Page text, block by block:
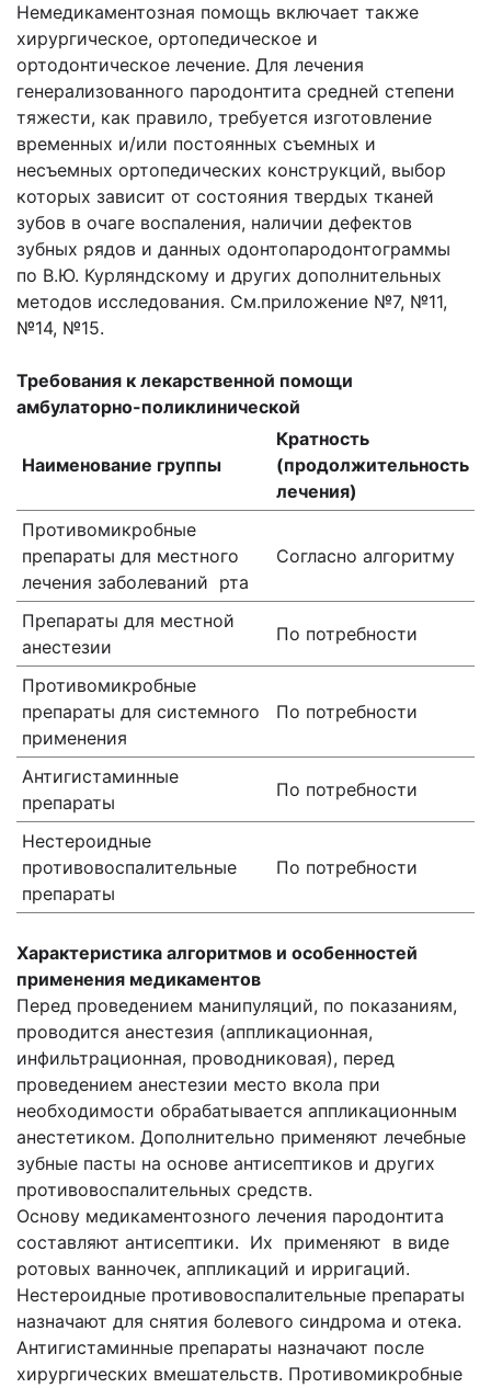
Немедикаментозная помощь включает также
хирургическое, ортопедическое и
ортодонтическое лечение. Для лечения
генерализованного пародонтита средней степени
тяжести, как правило, требуется изготовление
временных и/или постоянных съемных и
несъемных ортопедических конструкций, выбор
которых зависит от состояния твердых тканей
зубов в очаге воспаления, наличии дефектов
зубных рядов и данных одонтопародонтограммы
по В.Ю. Курляндскому и других дополнительных
методов исследования. См.приложение №7, №11,
№14, №15.
Требования к лекарственной помощи
амбулаторно-поликлинической
Наименование группы
Кратность
(продолжительность
лечения)
Противомикробные
препараты для местного
лечения заболеваний рта
Согласно алгоритму
Препараты для местной
анестезии
По потребности
Противомикробные
препараты для системного
применения
По потребности
Антигистаминные
препараты
По потребности
Нестероидные
противовоспалительные
препараты
По потребности
Характеристика алгоритмов и особенностей
применения медикаментов
Перед проведением манипуляций, по показаниям,
проводится анестезия (аппликационная,
инфильтрационная, проводниковая), перед
проведением анестезии место вкола при
необходимости обрабатывается аппликационным
анестетиком. Дополнительно применяют лечебные
зубные пасты на основе антисептиков и других
противовоспалительных средств.
Основу медикаментозного лечения пародонтита
составляют антисептики. Их применяют в виде
ротовых ванночек, аппликаций и ирригаций.
Нестероидные противовоспалительные препараты
назначают для снятия болевого синдрома и отека.
Антигистаминные препараты назначают после
хирургических вмешательств. Противомикробные